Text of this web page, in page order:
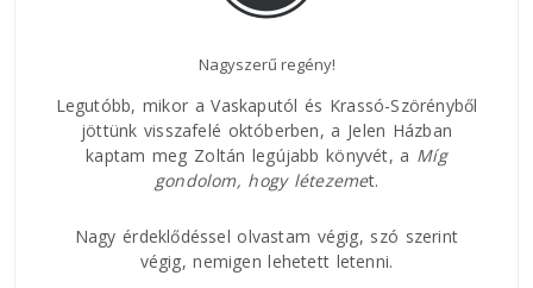
Nagyszerű regény!
Legutóbb, mikor a Vaskaputól és Krassó-Szörényből
jöttünk visszafelé októberben, a Jelen Házban
kaptam meg Zoltán legújabb könyvét, a Míg
gondolom, hogy létezemet.
Nagy érdeklődéssel olvastam végig, szó szerint
végig, nemigen lehetett letenni.